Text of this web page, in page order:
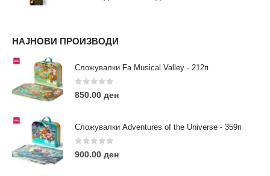
НАЈНОВИ ПРОИЗВОДИ
Сложувалки Fa Musical Valley - 212п
0out of 5
850.00 ден
Сложувалки Adventures of the Universe - 359п
0out of 5
900.00 ден
АДРЕСА:
ул. 3та Македонска Бригада бр.46
ТЕЛЕФОН:
0038977640534
contact@moehobi.mk
РАБОТНО ВРЕМЕ:
Пон - Саб / 09:00 - 21:00